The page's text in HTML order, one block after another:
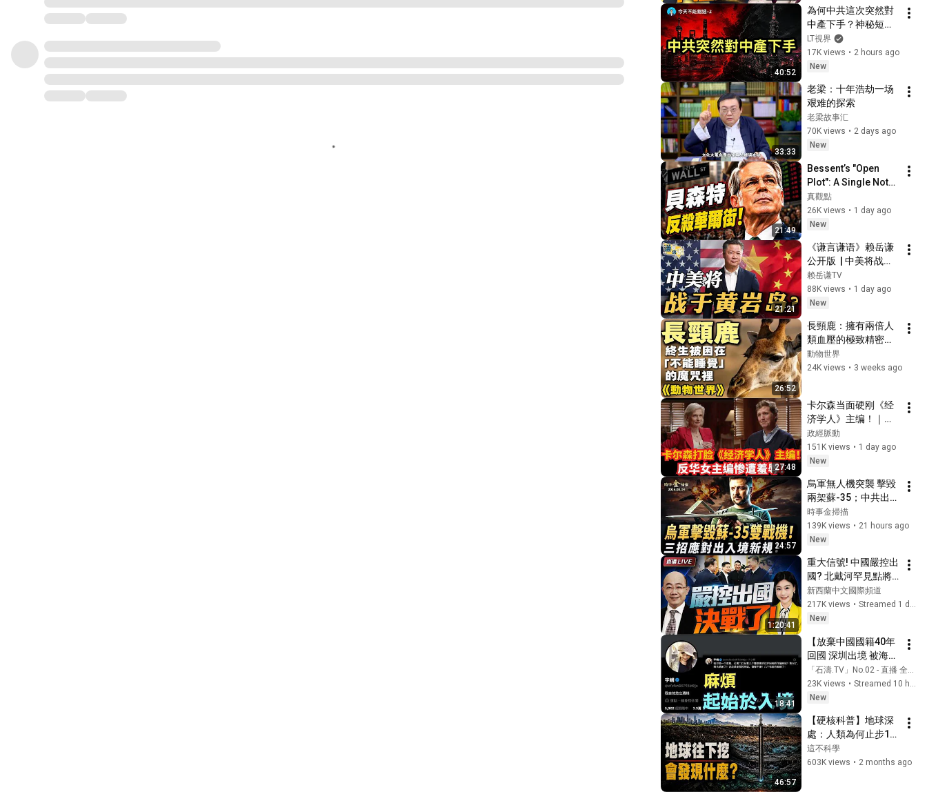
40:52
為何中共這次突然對
中產下手？神秘短信
曝光，習近平訪美要
價驚人；SpaceX股價
跌跌不休，到了買入
LT視界
17K views • 2 hours ago
New
33:33
老梁：十年浩劫一场
艰难的探索
老梁故事汇
70K views • 2 days ago
New
21:49
Bessent’s "Open
Plot": A Single Note
Triggers Global
Liquidations, the
Yen’s Desperate
真觀點
26K views • 1 day ago
New
21:21
《谦言谦语》赖岳谦
公开版  | 中美将战于
黄岩岛？
赖岳谦TV
88K views • 1 day ago
New
26:52
長頸鹿：擁有兩倍人
類血壓的極致精密，
卻在低頭飲水時面臨
死亡威脅？揭秘進化
動物世界
24K views • 3 weeks ago
27:48
卡尔森当面硬刚《经
济学人》主编！｜反
华女主编惨遭打脸！
政經脈動
151K views • 1 day ago
New
24:57
烏軍無人機突襲 擊毀
兩架蘇-35；中共出入
境新規 華商返國慘遭
「強制恢復國籍」；
俄烏戰爭突變 普京密
國商家血本無歸。｜
#時事金掃描 #金然
時事金掃描
139K views • 21 hours ago
New
1:20:41
重大信號! 中國嚴控出
國? 北戴河罕見點將! |
中美科技決戰打響
了!#三妹说亮话
新西蘭中文國際頻道
217K views •
Streamed 1 day ago
New
18:41
【放棄中國國籍40年
回國 深圳出境 被海關
審查過程全記錄】我
的親身經歷 海外華人
必看！（08/05/26）
23K views •
New
46:57
【硬核科普】地球深
處：人類為何止步12
公里？地心6000℃，
人類永遠到不了？｜
這不科學
603K views • 2 months ago